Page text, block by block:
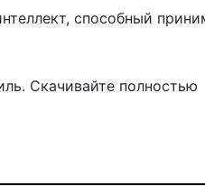
способный
. Скачивайте полностью